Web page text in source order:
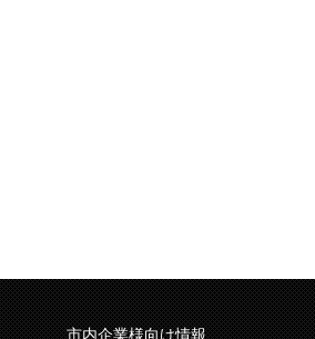
市内企業様向け情報